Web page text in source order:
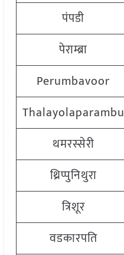
पंपडी
पेराम्ब्रा
Perumbavoor
Thalayolaparambu
थमरस्सेरी
थ्रिप्पुनिथुरा
त्रिशूर
वडकारपति